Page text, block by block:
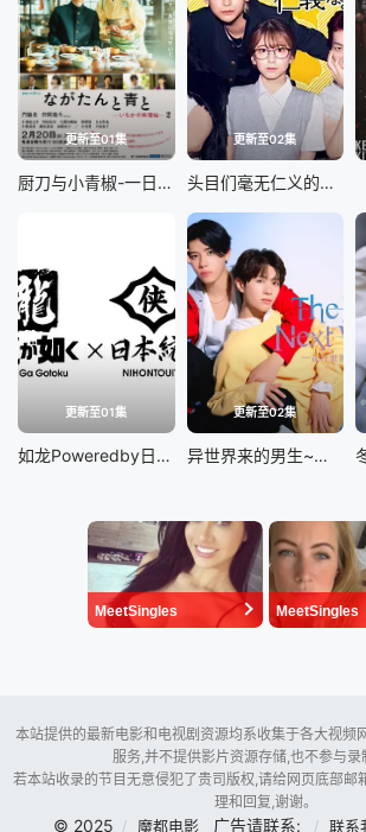
更新至01集
厨刀与小青椒-一日的料理帖-第二季
更新至02集
头目们毫无仁义的头脑战
更新至01集
如龙Poweredby日本统一
更新至02集
异世界来的男生~平行世界的恋人~
MeetSingles MeetSingles
本站提供的最新电影和电视剧资源均系收集于各大视频
服务,并不提供影片资源存储,也不参与录
若本站收录的节目无意侵犯了贵司版权,请给网页底部邮
理和回复,谢谢。
© 2025 魔都电影 广告请联系: 联系